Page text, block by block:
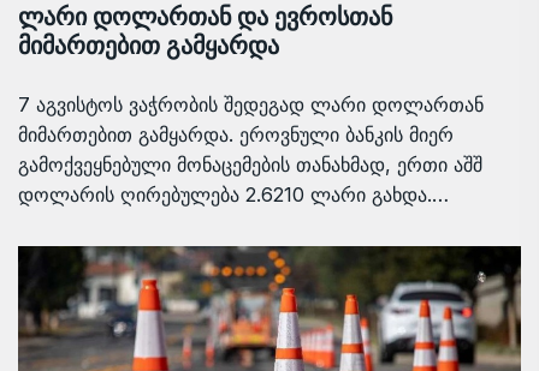
ლარი დოლართან და ევროსთან
მიმართებით გამყარდა
7 აგვისტოს ვაჭრობის შედეგად ლარი დოლართან
მიმართებით გამყარდა. ეროვნული ბანკის მიერ
გამოქვეყნებული მონაცემების თანახმად, ერთი აშშ
დოლარის ღირებულება 2.6210 ლარი გახდა.…